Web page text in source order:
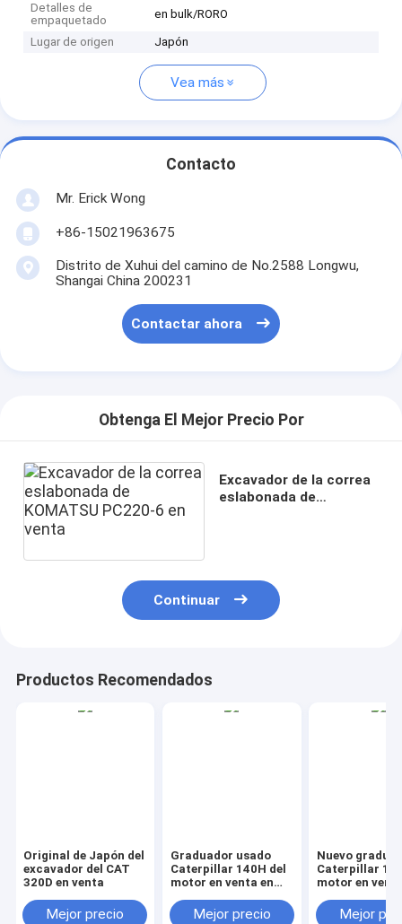
Detalles de
empaquetado
en bulk/RORO
Lugar de origen Japón
Vea más
Contacto
Mr. Erick Wong
+86-15021963675
Distrito de Xuhui del camino de No.2588 Longwu,
Shangai China 200231
Contactar ahora
Obtenga El Mejor Precio Por
Excavador de la correa
eslabonada de
Continuar
Productos Recomendados
Original de Japón del
excavador del CAT
320D en venta
Mejor precio
Graduador usado
Caterpillar 140H del
motor en venta en
Mejor precio
Nuevo
Caterpillar
motor en
Mejor